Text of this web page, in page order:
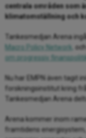
centrala områden som
klimatomställning och
Tankesmedjan Arena
Macro Policy Network, o
om progressiv
Nu har EMPN även tagit
forskningsinstitut kring
Tankesmedjan Arena
Arena kommer inom
framtidens